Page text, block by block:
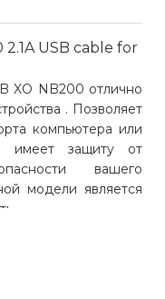
USB cable for
XO NB200 отлично
. Позволяет
компьютера или
имеет защиту от
вашего
модели является